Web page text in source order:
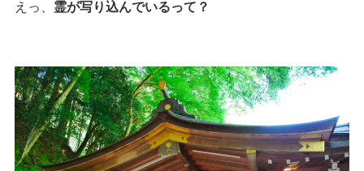
えっ、 霊が写り込んでいるって？